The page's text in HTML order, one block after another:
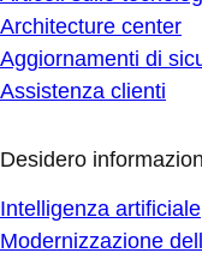
Architecture center
Aggiornamenti di
Assistenza clienti
Desidero
Intelligenza artificiale
Modernizzazione